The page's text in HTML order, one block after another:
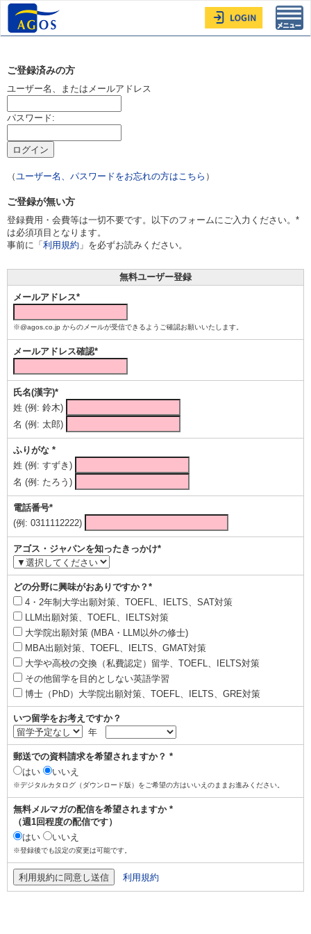
ご登録済みの方
ユーザー名、またはメールアドレス
パスワード:
（ユーザー名、パスワードをお忘れの方はこちら ）
ご登録が無い方
登録費用・会費等は一切不要です。以下のフォームにご入力ください。*
は必須項目となります。
事前に「 利用規約 」を必ずお読みください。
無料ユーザー登録
メールアドレス*
※@agos.co.jp からのメールが受信できるようご確認お願いいたします。
メールアドレス確認*
氏名(漢字)*
姓 (例: 鈴木)
名 (例: 太郎)
ふりがな *
姓 (例: すずき)
名 (例: たろう)
電話番号*
(例: 0311112222)
アゴス・ジャパンを知ったきっかけ*
どの分野に興味がおありですか？*
4・2年制大学出願対策、TOEFL、IELTS、SAT対策
LLM出願対策、TOEFL、IELTS対策
大学院出願対策 (MBA・LLM以外の修士)
MBA出願対策、TOEFL、IELTS、GMAT対策
大学や高校の交換（私費認定）留学、TOEFL、IELTS対策
その他留学を目的としない英語学習
博士（PhD）大学院出願対策、TOEFL、IELTS、GRE対策
いつ留学をお考えですか？
年
郵送での資料請求を希望されますか？ *
はい
いいえ
※デジタルカタログ（ダウンロード版）をご希望の方はいいえのままお進みください。
無料メルマガの配信を希望されますか *
（週1回程度の配信です）
はい
いいえ
※登録後でも設定の変更は可能です。
利用規約